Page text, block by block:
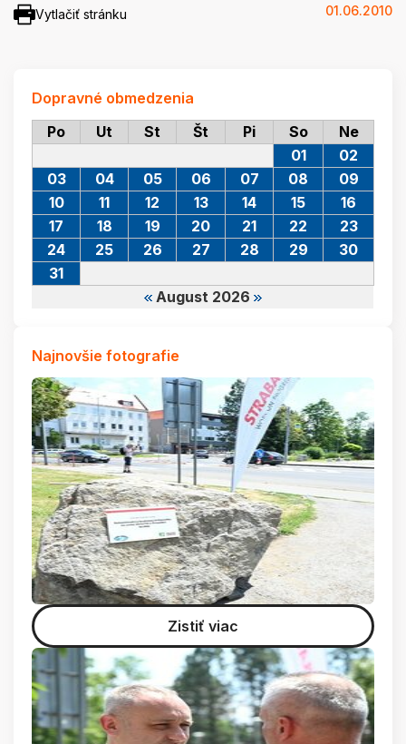
Vytlačiť stránku 01.06.2010
Dopravné obmedzenia
Po
Ut St Št Pi So Ne
August 2026
01
02
03
04 05 06 07 08
09
10
11 12 13 14 15
16
17
18 19 20 21 22
23
24
25 26 27 28 29
30
31
Najnovšie fotografie
Zistiť viac